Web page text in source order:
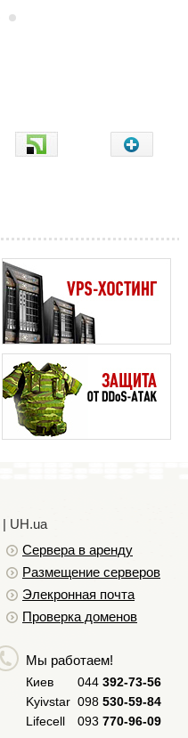
| UH.ua
Сервера в аренду
Размещение серверов
Элекронная почта
Проверка доменов
Мы работаем!
Киев 044 392-73-56
Kyivstar 098 530-59-84
Lifecell
093 770-96-09